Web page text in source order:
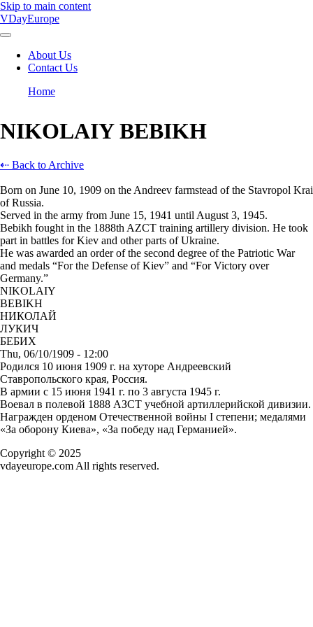
Skip to main content
VDayEurope
Main
About Us
Contact Us
Home
NIKOLAIY BEBIKH
⇠ Back to Archive
Born on June 10, 1909 on the Andreev farmstead of the Stavropol Krai
of Russia.
Served in the army from June 15, 1941 until August 3, 1945.
Bebikh fought in the 1888th AZCT training artillery division. He took
part in battles for Kiev and other parts of Ukraine.
He was awarded an order of the second degree of the Patriotic War
and medals “For the Defense of Kiev” and “For Victory over
Germany.”
NIKOLAIY
BEBIKH
НИКОЛАЙ
ЛУКИЧ
БЕБИХ
Thu, 06/10/1909 - 12:00
Родился 10 июня 1909 г. на хуторе Андреевский
Ставропольского края, Россия.
В армии с 15 июня 1941 г. по 3 августа 1945 г.
Воевал в полевой 1888 АЗСТ учебной артиллерийской дивизии.
Награжден орденом Отечественной войны I степени; медалями
«За оборону Киева», «За победу над Германией».
Copyright © 2025
vdayeurope.com All rights reserved.